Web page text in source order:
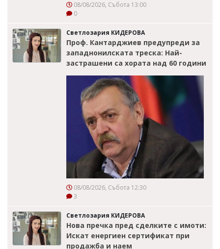
08/08/2026, Събота 13:00
0
Светлозария КИДЕРОВА
Проф. Кантарджиев предупреди за
западнонилската треска: Най-
застрашени са хората над 60 години
08/08/2026, Събота 12:30
3
Светлозария КИДЕРОВА
Нова пречка пред сделките с имоти:
Искат енергиен сертификат при
продажба и наем